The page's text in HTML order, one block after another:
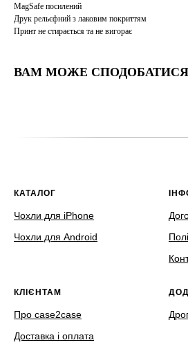
MagSafe посилений
Друк рельєфний з лаковим покриттям
Принт не стирається та не вигорає
ВАМ МОЖЕ СПОДОБАТИСЯ
КАТАЛОГ
Чохли для iPhone
Чохли для Android
КЛІЄНТАМ
Про case2case
Доставка і оплата